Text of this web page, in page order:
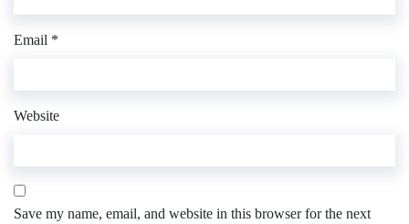
Email *
Website
Save my name, email, and website in this browser for the next